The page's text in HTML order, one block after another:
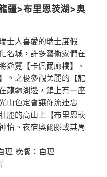
疆>布里恩茨湖>奧
士人喜愛的瑞士度假
名城，許多藝術家們在
遊覽【卡佩爾廊橋】、
。之後參觀美麗的【龍
龍疆湖邊，鎮上有一座
山色定會讓你流連忘
麗的高山上【布里恩茨
怡。夜宿奧爾滕或其周
理 晚餐：自理